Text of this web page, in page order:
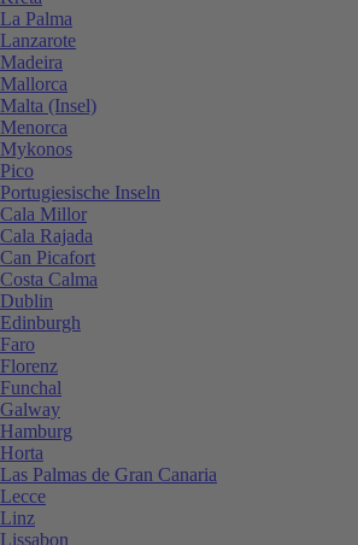
La Palma
Lanzarote
Madeira
Mallorca
Malta (Insel)
Menorca
Mykonos
Pico
Portugiesische Inseln
Cala Millor
Cala Rajada
Can Picafort
Costa Calma
Dublin
Edinburgh
Faro
Florenz
Funchal
Galway
Hamburg
Horta
Las Palmas de Gran Canaria
Lecce
Linz
Lissabon